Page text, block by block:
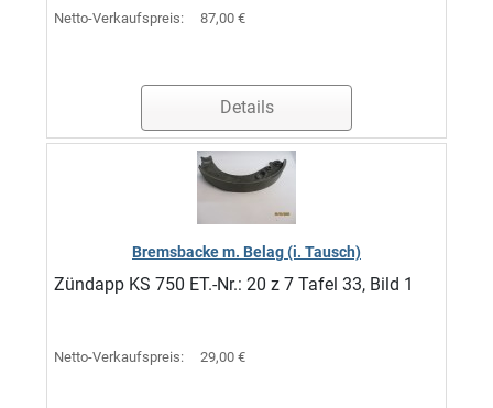
Netto-Verkaufspreis: 87,00 €
Details
Bremsbacke m. Belag (i. Tausch)
Zündapp KS 750 ET.-Nr.: 20 z 7 Tafel 33, Bild 1
Netto-Verkaufspreis: 29,00 €